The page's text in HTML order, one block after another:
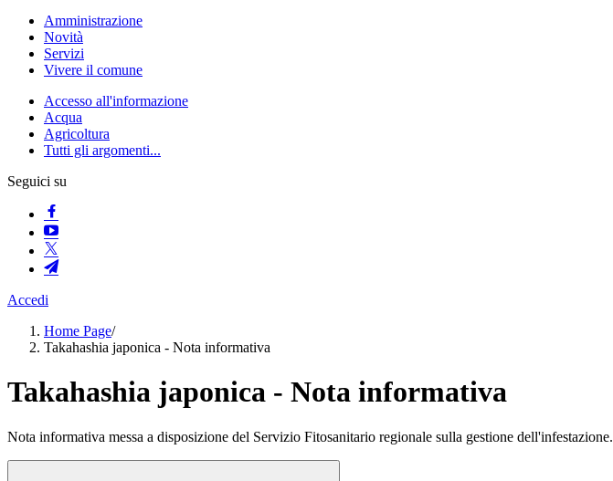
Amministrazione
Novità
Servizi
Vivere il comune
Accesso all'informazione
Acqua
Agricoltura
Tutti gli argomenti...
Seguici su
Accedi
Home Page/
Takahashia japonica - Nota informativa
Takahashia japonica - Nota informativa
Nota informativa messa a disposizione del Servizio Fitosanitario regionale sulla gestione dell'infestazione.